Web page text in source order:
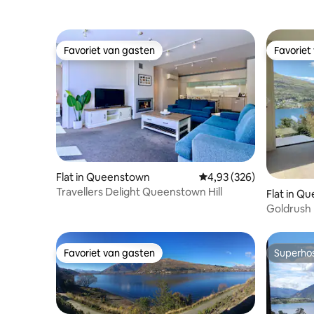
Favoriet van gasten
Favoriet van gasten
Flat in Queenstown Gemiddelde
4,93 (326)
Travellers Delight Queenstown Hill
Flat in
Goldrush
Favoriet van gasten
Favoriet van gasten